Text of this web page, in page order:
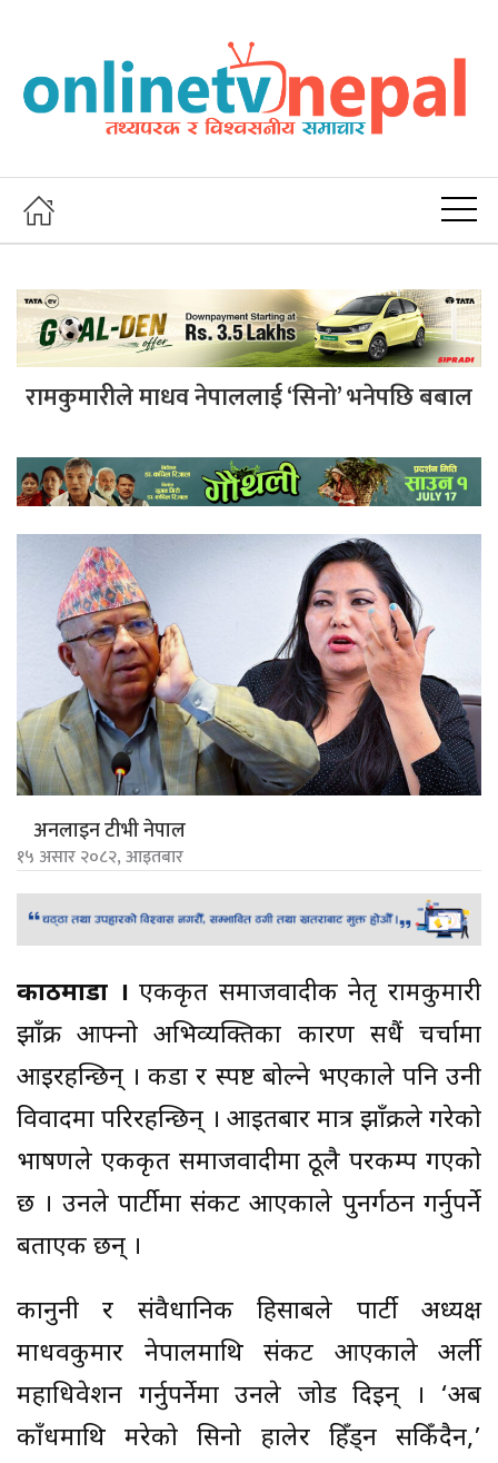
रामकुमारीले माधव नेपाललाई ‘सिनो’ भनेपछि बबाल
अनलाइन टीभी नेपाल
१५ असार २०८२, आइतबार
काठमाडौँ ।एकीकृत समाजवादीकी नेतृ रामकुमारी
झाँक्री आफ्नो अभिव्यक्तिका कारण सधैं चर्चामा
आइरहन्छिन् । कडा र स्पष्ट बोल्ने भएकाले पनि उनी
विवादमा परिरहन्छिन् । आइतबार मात्र झाँक्रीले गरेको
भाषणले एकीकृत समाजवादीमा ठूलै परकम्प गएको
छ । उनले पार्टीमा संकट आएकाले पुनर्गठन गर्नुपर्ने
बताएकी छन् ।
कानुनी र संवैधानिक हिसाबले पार्टी अध्यक्ष
माधवकुमार नेपालमाथि संकट आएकाले अर्ली
महाधिवेशन गर्नुपर्नेमा उनले जोड दिइन् । ‘अब
काँधमाथि मरेको सिनो हालेर हिँड्न सकिँदैन,’